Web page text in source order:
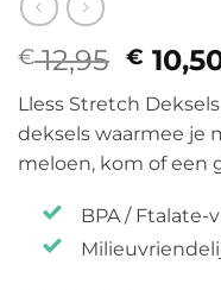
€12,95
prijs
was:
€
€
Lless Stretch
deksels waarmee je
meloen, kom of een
BPA / Ftalate-